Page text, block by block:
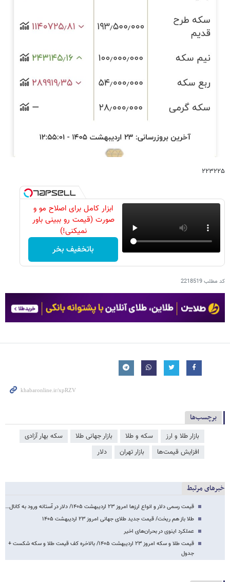
۲۲۳۲۲۵
ابزار کامل برای اصلاح مو و
صورت (قیمت رو ببینی باور
نمیکنی!)
باتخفیف بخر
کد مطلب2218519
برچسب‌ها
بازار طلا و ارز سکه و طلا بازار جهانی طلا
سکه بهار آزادی
افزایش قیمت‌ها
بازار تهران دلار
خبرهای مرتبط
قیمت رسمی دلار و انواع ارزها امروز ۲۳ اردیبهشت ۱۴۰۵/ دلار در آستانه ورود به کانال…
طلا باز هم ریخت/ قیمت جدید طلای جهانی امروز ۲۳ اردیبهشت‌ ۱۴۰۵
عملکرد اینوی در بحران‌های اخیر
قیمت طلا و سکه امروز ۲۳ اردیبهشت ۱۴۰۵/ بالاخره کف قیمت طلا و سکه شکست +
جدول